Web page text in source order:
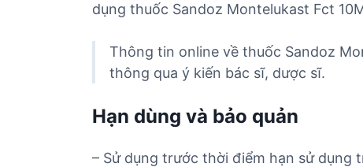
dụng thuốc Sandoz Montelukast Fct
Thông tin online về thuốc Sandoz
thông qua ý kiến bác sĩ, dược sĩ.
Hạn dùng và bảo quản
– Sử dụng trước thời điểm hạn sử dụng